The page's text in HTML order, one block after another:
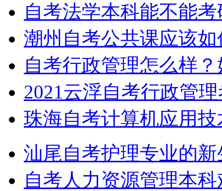
自考法学本科能不能
潮州自考公共课应该
自考行政管理怎么样
2021云浮自考行政管
珠海自考计算机应用
汕尾自考护理专业的
自考人力资源管理本